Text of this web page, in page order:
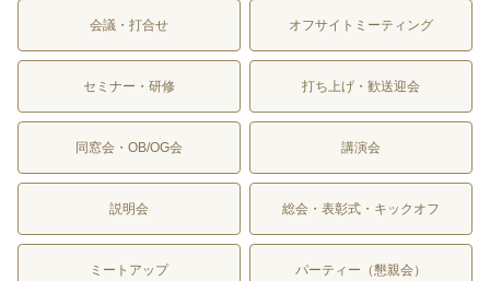
会議・打合せ オフサイトミーティング
セミナー・研修 打ち上げ・歓送迎会
同窓会・OB/OG会 講演会
説明会 総会・表彰式・キックオフ
ミートアップ パーティー（懇親会）